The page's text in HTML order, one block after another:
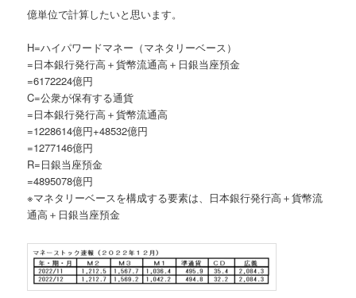
億単位で計算したいと思います。
H=ハイパワードマネー（マネタリーベース）
=日本銀行発行高＋貨幣流通高＋日銀当座預金
=6172224億円
C=公衆が保有する通貨
=日本銀行発行高＋貨幣流通高
=1228614億円+48532億円
=1277146億円
R=日銀当座預金
=4895078億円
※マネタリーベースを構成する要素は、日本銀行発行高＋貨幣流
通高＋日銀当座預金